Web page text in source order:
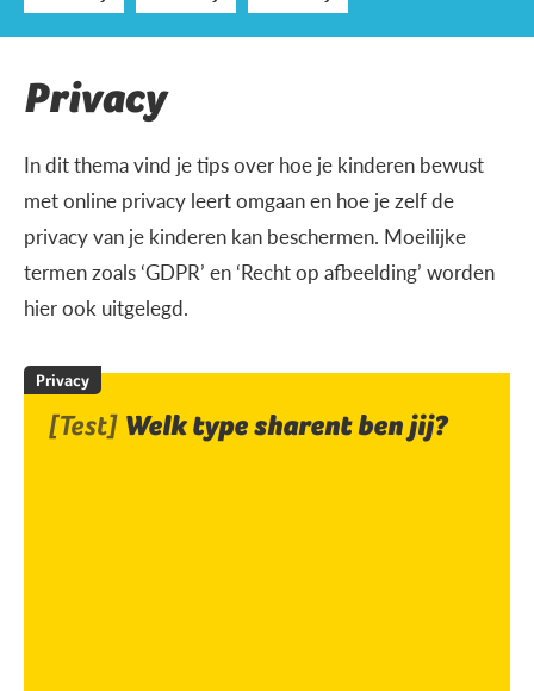
Privacy
In dit thema vind je tips over hoe je kinderen bewust
met online privacy leert omgaan en hoe je zelf de
privacy van je kinderen kan beschermen. Moeilijke
termen zoals ‘GDPR’ en ‘Recht op afbeelding’ worden
hier ook uitgelegd.
Privacy
[Test] Welk type sharent ben jij?